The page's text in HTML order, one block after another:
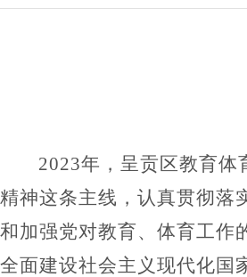
2023年 ，呈贡区教育
精神这条主线，认真贯彻落
和加强党对教育、体育工作
全面建设社会主义现代化国